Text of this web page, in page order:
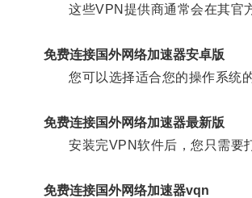
这些VPN提供商通常会在其官方
免费连接国外网络加速器安卓版
您可以选择适合您的操作系统的
免费连接国外网络加速器最新版
安装完VPN软件后，您只需要打
免费连接国外网络加速器vqn